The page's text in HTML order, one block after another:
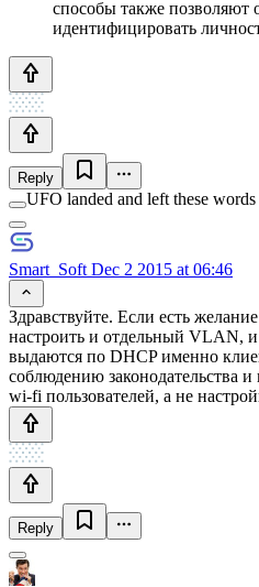
способы также позволяют
идентифицировать
Reply
UFO landed and left these words
Smart_Soft Dec 2 2015 at 06:46
Здравствуйте. Если есть
настроить и отдельный VLAN, и
выдаются по DHCP именно
соблюдению законодательства
wi-fi пользователей, а не
Reply